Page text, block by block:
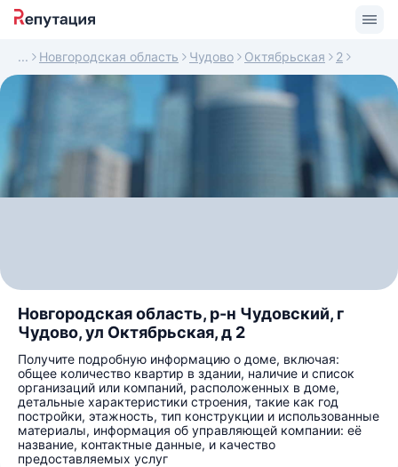
Новгородская область Чудово Октябрьская 2
Новгородская область, р-н Чудовский, г
Чудово, ул Октябрьская, д 2
Получите подробную информацию о доме, включая:
общее количество квартир в здании, наличие и список
организаций или компаний, расположенных в доме,
детальные характеристики строения, такие как год
постройки, этажность, тип конструкции и использованные
материалы, информация об управляющей компании: её
название, контактные данные, и качество
предоставляемых услуг